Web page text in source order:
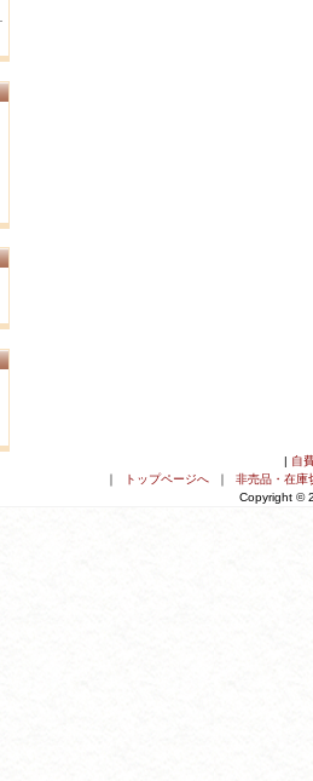
自
トップページへ｜ 非売品・在庫
Copyright ©